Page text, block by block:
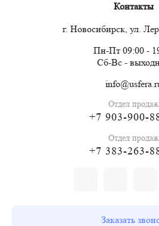
Контакты
г. Новосибирск, ул.
Пн-Пт 09:00 -
Сб-Вс -
Отдел продаж
+7 903-900-
Отдел продаж
+7 383-263-
Заказать